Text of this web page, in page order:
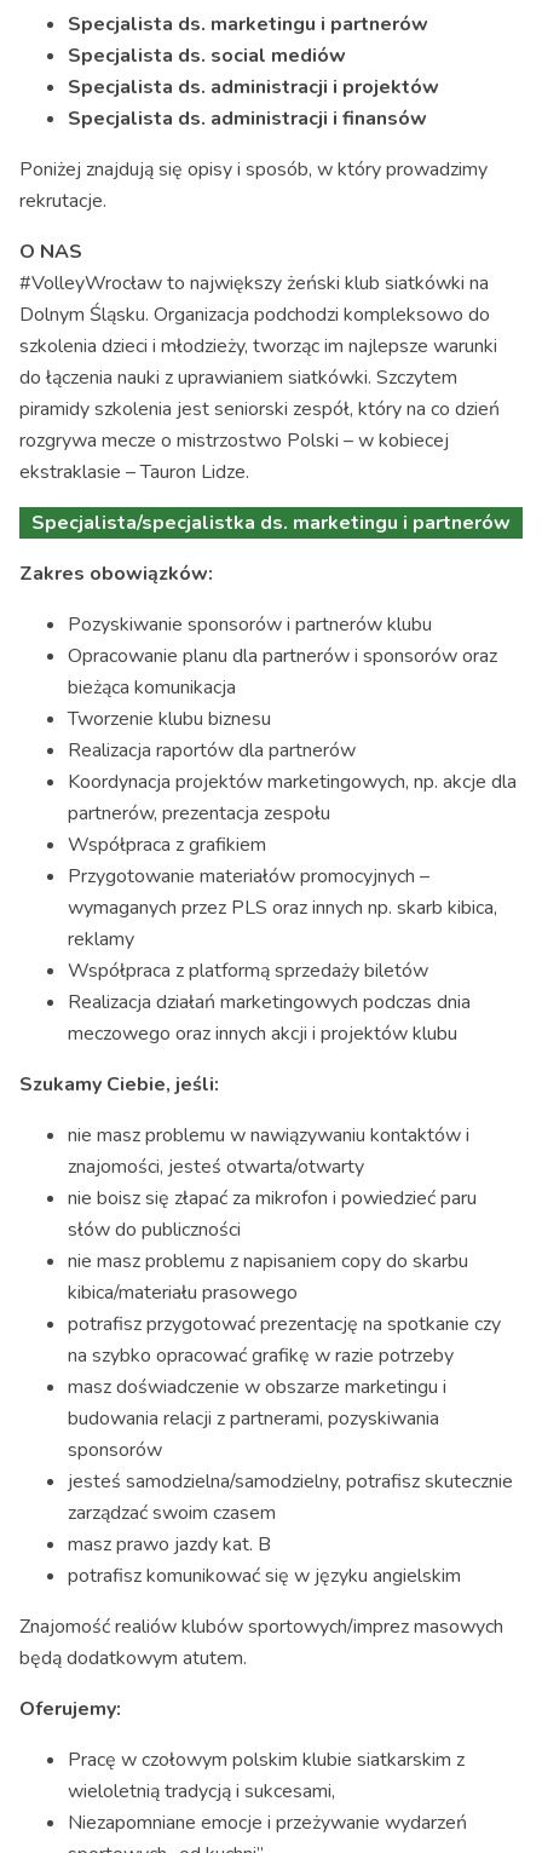
Specjalista ds. marketingu i partnerów
Specjalista ds. social mediów
Specjalista ds. administracji i projektów
Specjalista ds. administracji i finansów
Poniżej znajdują się opisy i sposób, w który prowadzimy
rekrutacje.
O NAS
#VolleyWrocław to największy żeński klub siatkówki na
Dolnym Śląsku. Organizacja podchodzi kompleksowo do
szkolenia dzieci i młodzieży, tworząc im najlepsze warunki
do łączenia nauki z uprawianiem siatkówki. Szczytem
piramidy szkolenia jest seniorski zespół, który na co dzień
rozgrywa mecze o mistrzostwo Polski – w kobiecej
ekstraklasie – Tauron Lidze.
Specjalista/specjalistka ds. marketingu i partnerów
Zakres obowiązków:
Pozyskiwanie sponsorów i partnerów klubu
Opracowanie planu dla partnerów i sponsorów oraz
bieżąca komunikacja
Tworzenie klubu biznesu
Realizacja raportów dla partnerów
Koordynacja projektów marketingowych, np. akcje dla
partnerów, prezentacja zespołu
Współpraca z grafikiem
Przygotowanie materiałów promocyjnych –
wymaganych przez PLS oraz innych np. skarb kibica,
reklamy
Współpraca z platformą sprzedaży biletów
Realizacja działań marketingowych podczas dnia
meczowego oraz innych akcji i projektów klubu
Szukamy Ciebie, jeśli:
nie masz problemu w nawiązywaniu kontaktów i
znajomości, jesteś otwarta/otwarty
nie boisz się złapać za mikrofon i powiedzieć paru
słów do publiczności
nie masz problemu z napisaniem copy do skarbu
kibica/materiału prasowego
potrafisz przygotować prezentację na spotkanie czy
na szybko opracować grafikę w razie potrzeby
masz doświadczenie w obszarze marketingu i
budowania relacji z partnerami, pozyskiwania
sponsorów
jesteś samodzielna/samodzielny, potrafisz skutecznie
zarządzać swoim czasem
masz prawo jazdy kat. B
potrafisz komunikować się w języku angielskim
Znajomość realiów klubów sportowych/imprez masowych
będą dodatkowym atutem.
Oferujemy:
Pracę w czołowym polskim klubie siatkarskim z
wieloletnią tradycją i sukcesami,
Niezapomniane emocje i przeżywanie wydarzeń